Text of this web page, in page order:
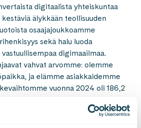
digitaalista yhteiskuntaa
älykkään teollisuuden
osaajajoukkoamme
sekä halu luoda
digimaailmaa.
vahvat arvomme: olemme
ja elämme asiakkaidemme
vuonna 2024 oli 186,2
on olla merkittävin